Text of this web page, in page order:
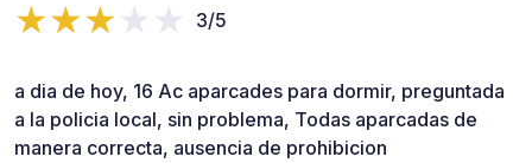
3/5
a dia de hoy, 16 Ac aparcades para dormir, preguntada
a la policia local, sin problema, Todas aparcadas de
manera correcta, ausencia de prohibicion